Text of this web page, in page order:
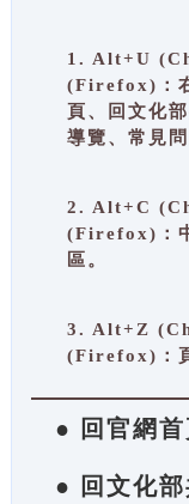
1. Alt+U
(Firefox)：
頁、回文化
導覽、常見問
2. Alt+C
(Firefox)：
區。
3. Alt+Z
(Firefox)：
● 回官網首
● 回文化